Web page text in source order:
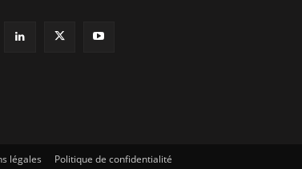
légales Politique de confidentialité